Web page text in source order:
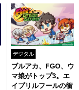
デジタル
ブルアカ、FGO、ウ
マ娘がトップ3。エ
イプリルフールの衝